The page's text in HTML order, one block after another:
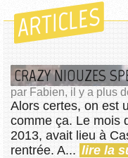
ARTICLES
par Fabien, il y a plus
Alors certes, on est
comme ça. Le mois
2013, avait lieu à
rentrée. A... lire la